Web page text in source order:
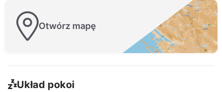
Otwórz mapę
Układ pokoi